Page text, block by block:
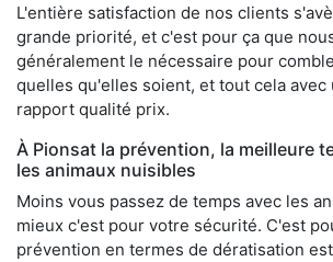
L'entière satisfaction de nos clients
grande priorité, et c'est pour ça que
généralement le nécessaire pour
quelles qu'elles soient, et tout cela avec
rapport qualité prix.
À Pionsat la prévention, la meilleure
les animaux nuisibles
Moins vous passez de temps avec les
mieux c'est pour votre sécurité. C'est
prévention en termes de dératisation